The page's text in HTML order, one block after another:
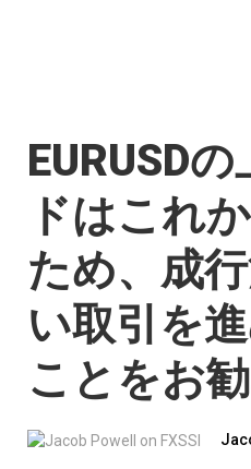
EURUSD
ドはこれ
ため、成
い取引を
ことをお